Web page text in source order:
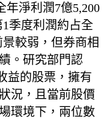
年淨利潤7億5,200
季度利潤約占全
較弱，但券商相
。研究部門認
益的股票，擁有
況，且當前股價
環境下，兩位數